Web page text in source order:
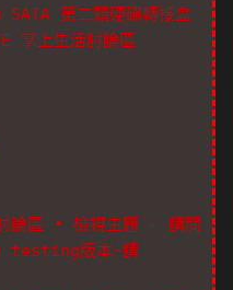
第二顆硬碟轉接盒
掌上生活討論區
論區 • 檢視主題 - 請問
版本~請